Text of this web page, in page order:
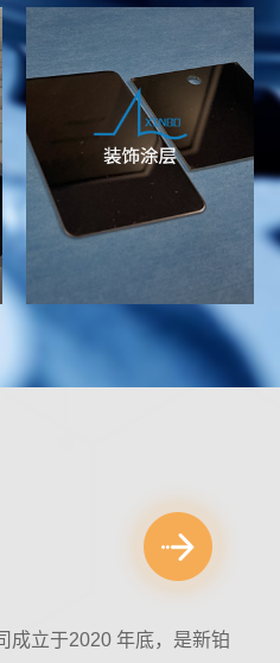
成立于2020 年底，是新铂